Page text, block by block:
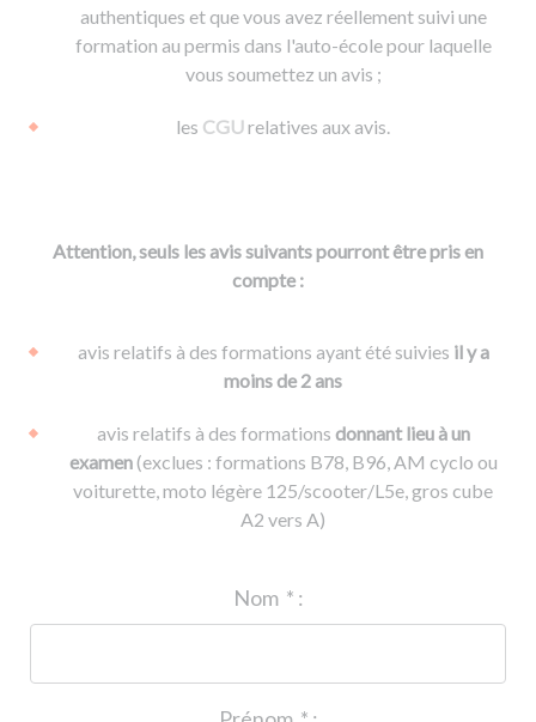
authentiques et que vous avez réellement suivi une
formation au permis dans l'auto-école pour laquelle
vous soumettez un avis ;
les CGUrelatives aux avis.
Attention, seuls les avis suivants pourront être pris en
compte :
avis relatifs à des formations ayant été suivies il y a
moins de 2 ans
avis relatifs à des formations donnant lieu à un
examen(exclues : formations B78, B96, AM cyclo ou
voiturette, moto légère 125/scooter/L5e, gros cube
A2 vers A)
* :